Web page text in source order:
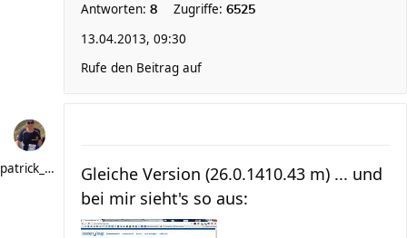
Antworten: 8 Zugriffe: 6525
13.04.2013, 09:30
Rufe den Beitrag auf
patrick_schere
Gleiche Version (26.0.1410.43 m) ... und
bei mir sieht's so aus: